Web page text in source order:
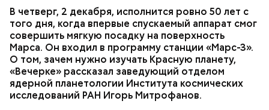
В четверг, 2 декабря, исполнится ровно 50 лет с
того дня, когда впервые спускаемый аппарат смог
совершить мягкую посадку на поверхность
Марса. Он входил в программу станции «Марс-3».
О том, зачем нужно изучать Красную планету,
«Вечерке» рассказал заведующий отделом
ядерной планетологии Института космических
исследований РАН Игорь Митрофанов.
По словам Безсилко, многие солдаты, которые с
первых дней уехали в Чернобыль, к 12 июня еще не
вернулись. Поэтому спросить кого-то о том, что
происходит на месте катастрофы, было
невозможно. Например, не с кем было
посоветоваться о том, что взять с собой.